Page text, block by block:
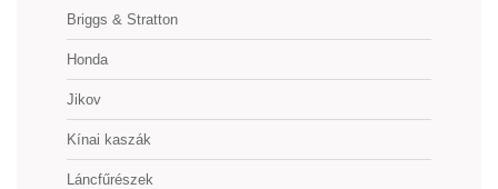
Briggs & Stratton
Honda
Jikov
Kínai kaszák
Láncfűrészek